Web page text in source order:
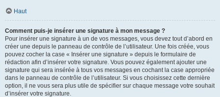
Haut
Comment puis-je insérer une signature à mon message ?
Pour insérer une signature à un de vos messages, vous devez tout d’abord en
créer une depuis le panneau de contrôle de l’utilisateur. Une fois créée, vous
pouvez cocher la case « Insérer une signature » depuis le formulaire de
rédaction afin d’insérer votre signature. Vous pouvez également ajouter une
signature qui sera insérée à tous vos messages en cochant la case appropriée
dans le panneau de contrôle de l’utilisateur. Si vous choisissez cette dernière
option, il ne vous sera plus utile de spécifier sur chaque message votre souhait
d’insérer votre signature.